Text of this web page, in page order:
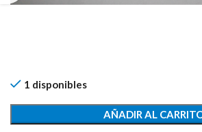
1 disponibles
AÑADIR AL